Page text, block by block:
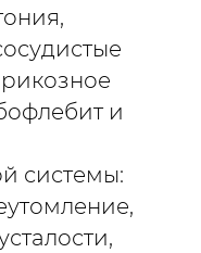
и
системы: